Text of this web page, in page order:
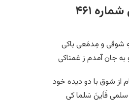
۴۶۱
شوقی و مِدمَعی باکی
به جان آمدم ز غمناکی
از شوق با دو دیده خود
سلمی فَاَینَ سَلما کی